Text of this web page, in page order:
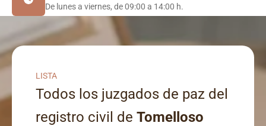
De lunes a viernes, de 09:00 a 14:00 h.
LISTA
Todos los juzgados de paz del
registro civil de Tomelloso